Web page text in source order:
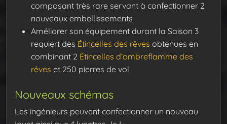
composant très rare servant à confectionner 2
nouveaux embellissements
Améliorer son équipement durant la Saison 3
requiert des Étincelles des rêves obtenues en
combinant 2 Étincelles d’ombreflamme des
rêves et 250 pierres de vol
Nouveaux schémas
Les ingénieurs peuvent confectionner un nouveau